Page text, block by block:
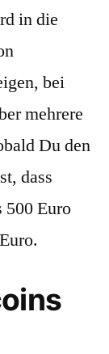
in die
bei
mehrere
Du den
dass
500 Euro